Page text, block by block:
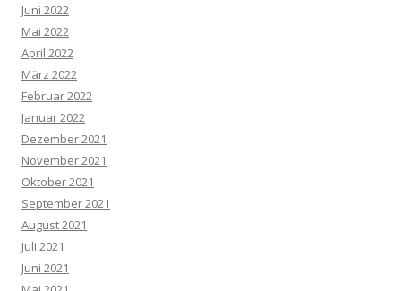
Juni 2022
Mai 2022
April 2022
März 2022
Februar 2022
Januar 2022
Dezember 2021
November 2021
Oktober 2021
September 2021
August 2021
Juli 2021
Juni 2021